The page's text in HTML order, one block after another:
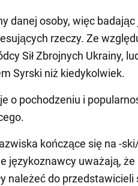
danej osoby, więc badając
rzeczy. Ze
Sił Zbrojnych Ukrainy,
Syrski niż kiedykolwiek.
o pochodzeniu i
kończące się na -
językoznawcy uważają,
należeć do przedstawicieli